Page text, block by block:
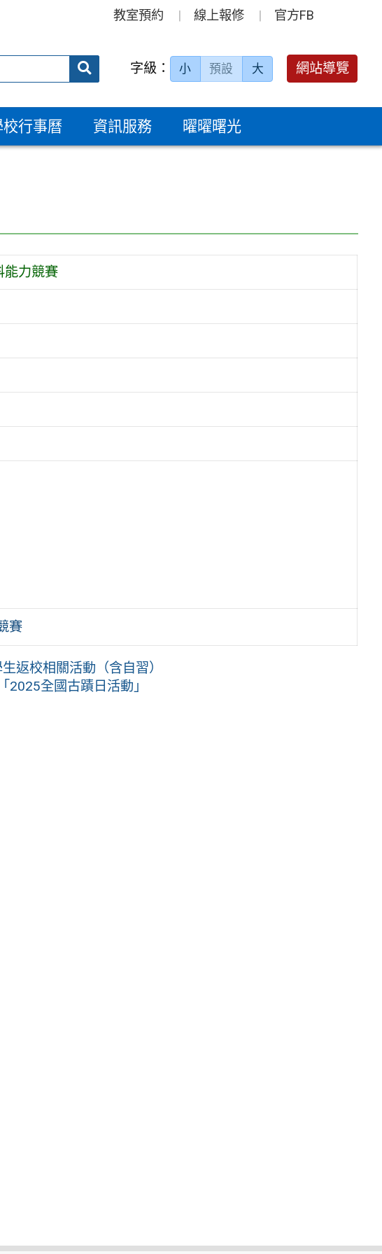
教室預約 線上報修 官方FB
送出 字級： 小 預設 大 網站導覽
校行事曆 資訊服務 曜曜曙光
能力競賽
賽
返校相關活動（含自習）
2025全國古蹟日活動」